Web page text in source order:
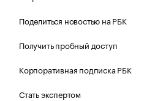
Поделиться новостью на РБК
Получить пробный доступ
Корпоративная подписка РБК
Стать экспертом